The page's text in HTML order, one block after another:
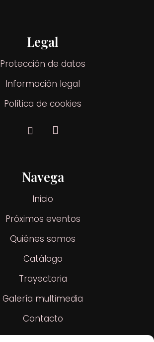
Legal
Protección de datos
Información legal
Política de cookies
Navega
Inicio
Próximos eventos
Quiénes somos
Catálogo
Trayectoria
Galería multimedia
Contacto